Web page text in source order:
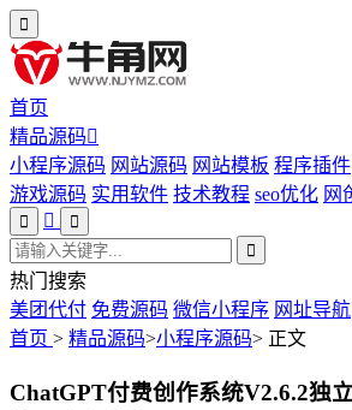
首页
精品源码
小程序源码 网站源码 网站模板 程序插件
游戏源码 实用软件 技术教程 seo优化 网
热门搜索
美团代付 免费源码 微信小程序 网址导航
首页 > 精品源码>小程序源码> 正文
ChatGPT付费创作系统V2.6.2独